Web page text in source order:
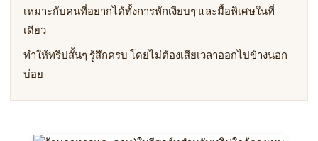
เหมาะกับคนที่อยากได้ทั้งการพักเงียบๆ และมื้อพิเศษในที่
เดียว
ทำให้ทริปสั้นๆ รู้สึกครบ โดยไม่ต้องเสียเวลาออกไปข้างนอก
บ่อย